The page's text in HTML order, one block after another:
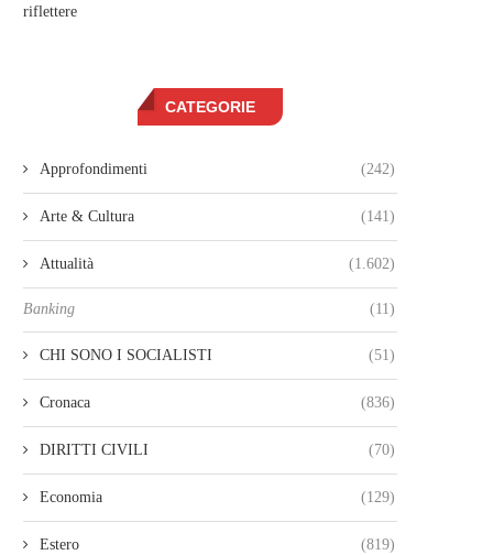
riflettere
CATEGORIE
Approfondimenti (242)
Arte & Cultura (141)
Attualità (1.602)
Banking (11)
CHI SONO I SOCIALISTI (51)
Cronaca (836)
DIRITTI CIVILI (70)
Economia (129)
Estero (819)